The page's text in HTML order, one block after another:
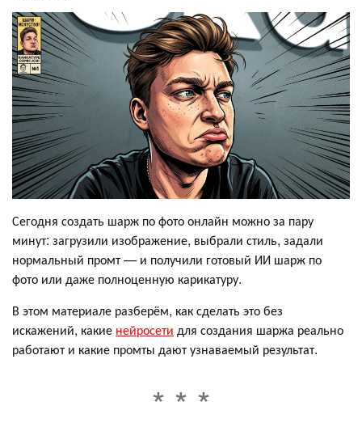
Сегодня создать шарж по фото онлайн можно за пару
минут: загрузили изображение, выбрали стиль, задали
нормальный промт — и получили готовый ИИ шарж по
фото или даже полноценную карикатуру.
В этом материале разберём, как сделать это без
искажений, какие нейросети для создания шаржа реально
работают и какие промты дают узнаваемый результат.